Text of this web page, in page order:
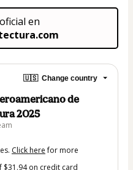
🇺🇸 Change country
de
2025
Click herefor more
$31.94 on credit card